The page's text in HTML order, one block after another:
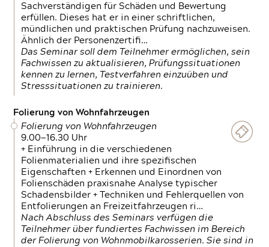
Sachverständigen für Schäden und Bewertung
erfüllen. Dieses hat er in einer schriftlichen,
mündlichen und praktischen Prüfung nachzuweisen.
Ähnlich der Personenzertifi…
Das Seminar soll dem Teilnehmer ermöglichen, sein
Fachwissen zu aktualisieren, Prüfungssituationen
kennen zu lernen, Testverfahren einzuüben und
Stresssituationen zu trainieren.
Folierung von Wohnfahrzeugen
Folierung von Wohnfahrzeugen
9.00—16.30 Uhr
+ Einführung in die verschiedenen
Folienmaterialien und ihre spezifischen
Eigenschaften + Erkennen und Einordnen von
Folienschäden praxisnahe Analyse typischer
Schadensbilder + Techniken und Fehlerquellen von
Entfolierungen an Freizeitfahrzeugen ri…
Nach Abschluss des Seminars verfügen die
Teilnehmer über fundiertes Fachwissen im Bereich
der Folierung von Wohnmobilkarosserien. Sie sind in